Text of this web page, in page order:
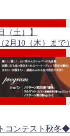
土）】
月10（木）まで